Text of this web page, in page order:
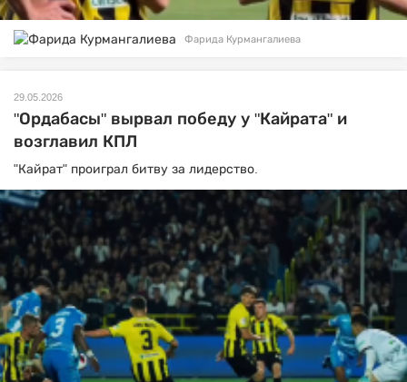
Фарида Курмангалиева
29.05.2026
"Ордабасы" вырвал победу у "Кайрата" и
возглавил КПЛ
"Кайрат" проиграл битву за лидерство.